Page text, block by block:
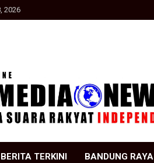
2026
news
BERITA TERKINI BANDUNG RAYA